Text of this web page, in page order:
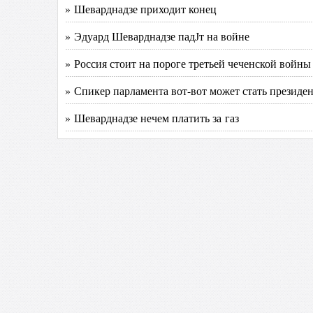
» Шеварднадзе приходит конец
» Эдуард Шеварднадзе падЈт на войне
» Россия стоит на пороге третьей чеченской войны
» Спикер парламента вот-вот может стать
» Шеварднадзе нечем платить за газ